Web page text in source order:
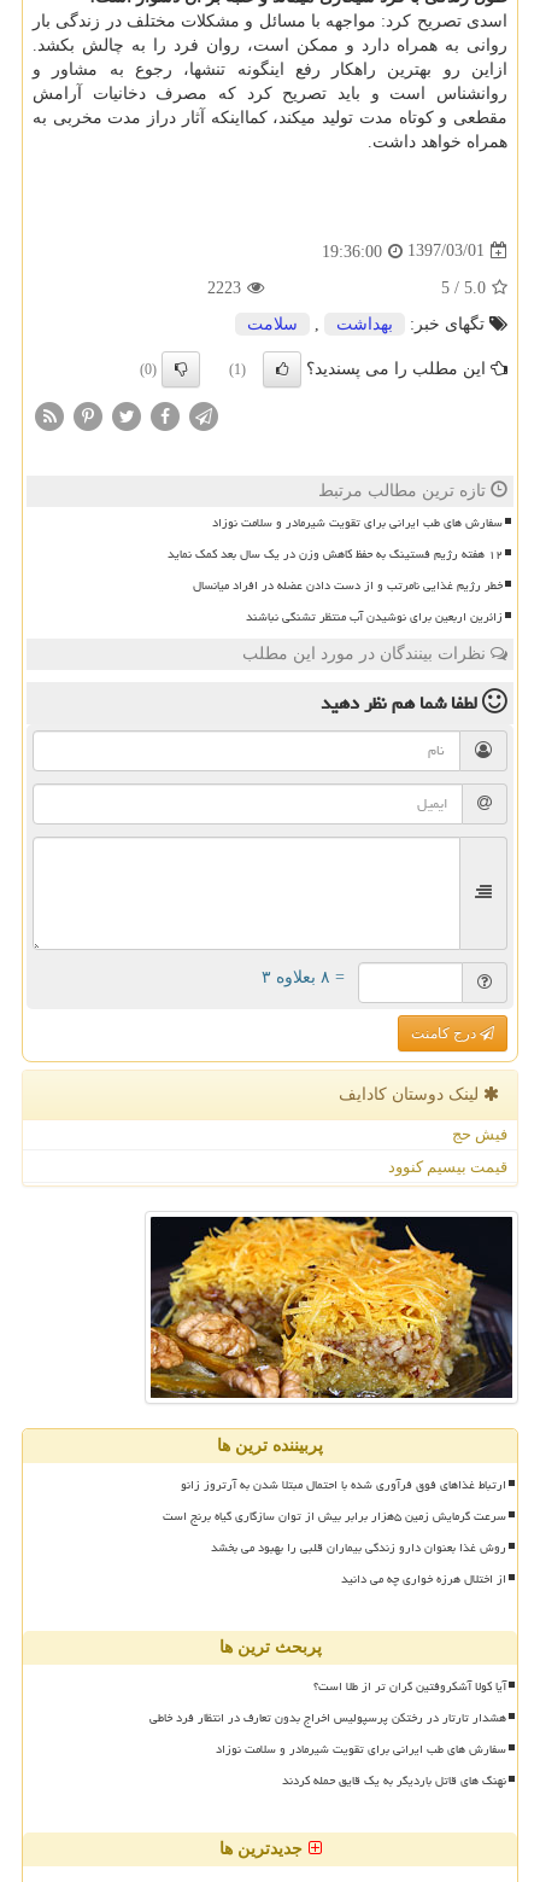
اسدی تصریح كرد: مواجهه با مسائل و مشكلات مختلف در زندگی بار
روانی به همراه دارد و ممكن است، روان فرد را به چالش بكشد.
ازاین رو بهترین راهكار رفع اینگونه تنشها، رجوع به مشاور و
روانشناس است و باید تصریح كرد كه مصرف دخانیات آرامش
مقطعی و كوتاه مدت تولید میكند، كمااینكه آثار دراز مدت مخربی به
همراه خواهد داشت.
1397/03/01
19:36:00
5.0
/
5
2223
تگهای خبر:
بهداشت سلامت
این مطلب را می پسندید؟ (1)
(0)
تازه ترین مطالب مرتبط
سفارش های طب ایرانی برای تقویت شیرمادر و سلامت نوزاد
۱۲ هفته رژیم فستینگ به حفظ کاهش وزن در یک سال بعد کمک نماید
خطر رژیم غذایی نامرتب و از دست دادن عضله در افراد میانسال
زائرین اربعین برای نوشیدن آب منتظر تشنگی نباشند
نظرات بینندگان در مورد این مطلب
لطفا شما همنظر دهید
= ۸ بعلاوه ۳
درج کامنت
لینک دوستان كادایف
فیش حج
قیمت بیسیم کنوود
پربیننده ترین ها
ارتباط غذاهای فوق فرآوری شده با احتمال مبتلا شدن به آرتروز زانو
سرعت گرمایش زمین ۵هزار برابر بیش از توان سازگاری گیاه برنج است
روش غذا بعنوان دارو زندگی بیماران قلبی را بهبود می بخشد
از اختلال هرزه خواری چه می دانید
پربحث ترین ها
آیا کولا آشکروفتین گران تر از طلا است؟
هشدار تارتار در رختکن پرسپولیس اخراج بدون تعارف در انتظار فرد خاطی
سفارش های طب ایرانی برای تقویت شیرمادر و سلامت نوزاد
نهنگ های قاتل باردیگر به یک قایق حمله کردند
جدیدترین ها